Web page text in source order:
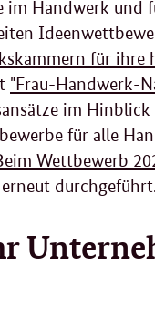
im Handwerk und
für ihre
"Frau-Handwerk-
im
für alle
Wettbewerb